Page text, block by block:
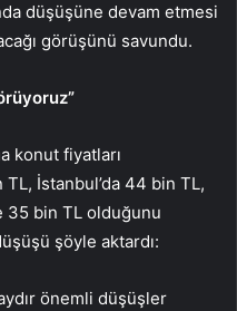
düşüşüne devam etmesi
görüşünü savundu.
konut fiyatları
İstanbul’da 44 bin TL,
35 bin TL olduğunu
şöyle aktardı:
önemli düşüşler